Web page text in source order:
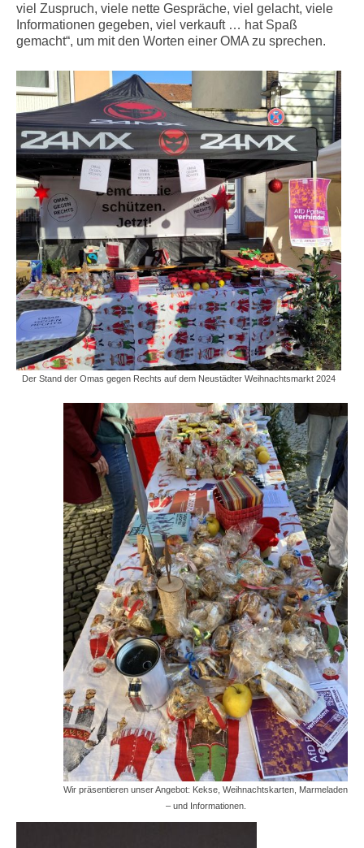
viel Zuspruch, viele nette Gespräche, viel gelacht, viele
Informationen gegeben, viel verkauft … hat Spaß
gemacht“, um mit den Worten einer OMA zu sprechen.
Der Stand der Omas gegen Rechts auf dem Neustädter Weihnachtsmarkt 2024
Wir präsentieren unser Angebot: Kekse, Weihnachtskarten, Marmeladen
– und Informationen.